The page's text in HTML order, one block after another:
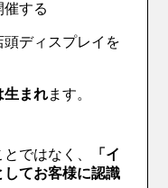
する
ディスプレイを
生まれます。
ではなく、
「イ
てお客様に認識